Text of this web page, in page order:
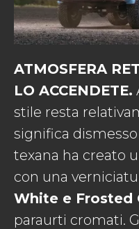
ATMOSFERA
LO ACCENDETE.
stile resta
significa dismesso
texana ha creato
con una
White e Frosted
paraurti cromati.